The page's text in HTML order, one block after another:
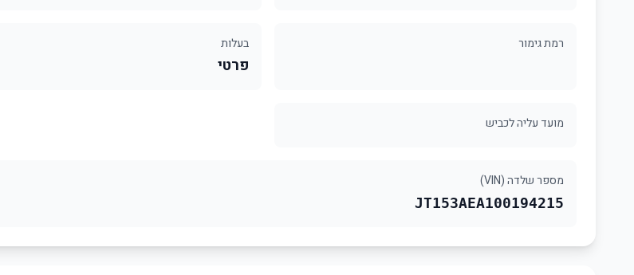
רמת גימור בעלות
פרטי
מועד עליה לכביש
מספר שלדה (VIN)
JT153AEA100194215